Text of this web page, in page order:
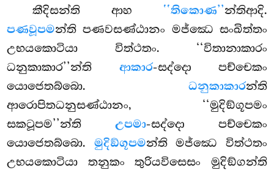
කීදිසන්ති ආහ ‘‘තිකොණ’’න්තිආදි.
පණවූපමන්ති පණවසණ්ඨානං මජ්ඣෙ සංඛිත්තං
උභයකොටියා විත්ථතං. ‘‘විතානාකාරං
ධනුකාකාර’’න්ති ආකාර-සද්දො පච්චෙකං
යොජෙතබ්බො. ධනුකාකාරන්ති
ආරොපිතධනුසණ්ඨානං, ‘‘මුදිඞ්ගූපමං
සකටූපම’’න්ති උපමා-සද්දො පච්චෙකං
යොජෙතබ්බො. මුදිඞ්ගූපමන්ති මජ්ඣෙ විත්ථතං
උභයකොටියා තනුකං තුරියවිසෙසං මුදිඞ්ගන්ති